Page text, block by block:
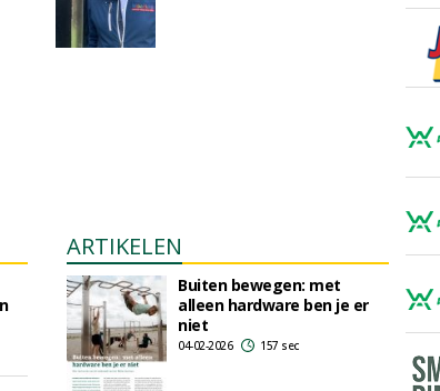
ARTIKELEN
Buiten bewegen: met
alleen hardware ben je er
niet
04-02-2026 157 sec